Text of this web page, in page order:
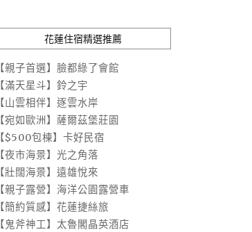
花蓮住宿精選推薦
【親子首選】臉都綠了會館
【滿天星斗】鈴之宇
【山雲相伴】逐雲水岸
【宛如歐洲】薩爾茲堡莊園
【$500包棟】卡好民宿
【夜市海景】光之角落
【壯闊海景】遠雄悅來
【親子露營】海洋公園露營車
【簡約質感】花蓮捷絲旅
【鬼斧神工】太魯閣晶英酒店